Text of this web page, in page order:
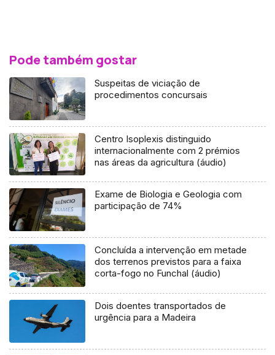
Pode também gostar
Suspeitas de viciação de
procedimentos concursais
Centro Isoplexis distinguido
internacionalmente com 2 prémios
nas áreas da agricultura (áudio)
Exame de Biologia e Geologia com
participação de 74%
Concluída a intervenção em metade
dos terrenos previstos para a faixa
corta-fogo no Funchal (áudio)
Dois doentes transportados de
urgência para a Madeira